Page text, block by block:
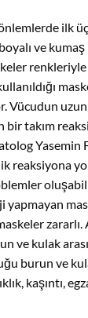
ilk
ve
Vücudun
bir takım
Yasemin
reaksiyona
ve kulak
burun ve
kaşıntı,